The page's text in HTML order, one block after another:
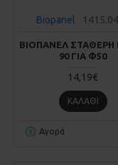
Biopanel
ΒΙΟΠΑΝΕΛ ΣΤΑΘΕΡΗ
90 ΓΙΑ Φ50
14,19€
ΚΑΛΆΘΙ
Αγορά